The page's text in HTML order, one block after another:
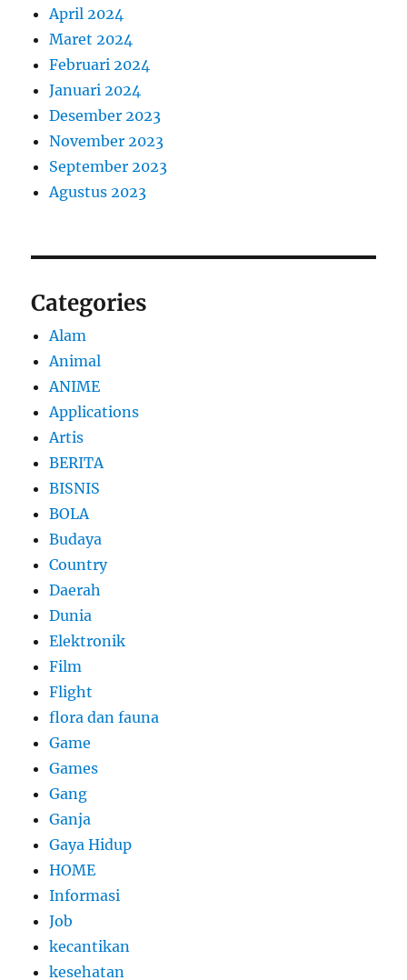
April 2024
Maret 2024
Februari 2024
Januari 2024
Desember 2023
November 2023
September 2023
Agustus 2023
Categories
Alam
Animal
ANIME
Applications
Artis
BERITA
BISNIS
BOLA
Budaya
Country
Daerah
Dunia
Elektronik
Film
Flight
flora dan fauna
Game
Games
Gang
Ganja
Gaya Hidup
HOME
Informasi
Job
kecantikan
kesehatan